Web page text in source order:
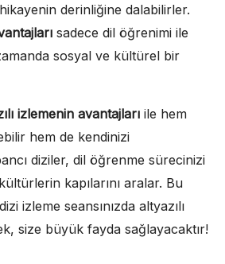
derinliğine dalabilirler.
sadece dil öğrenimi ile
sosyal ve kültürel bir
izlemenin avantajları ile hem
hem de kendinizi
diziler, dil öğrenme sürecinizi
kapılarını aralar. Bu
izleme seansınızda altyazılı
size büyük fayda sağlayacaktır!